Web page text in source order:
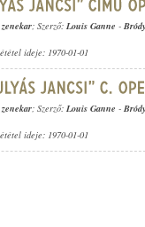
; Szerző: Louis Ganne -
ideje: 1970-01-01
; Szerző: Louis Ganne -
ideje: 1970-01-01